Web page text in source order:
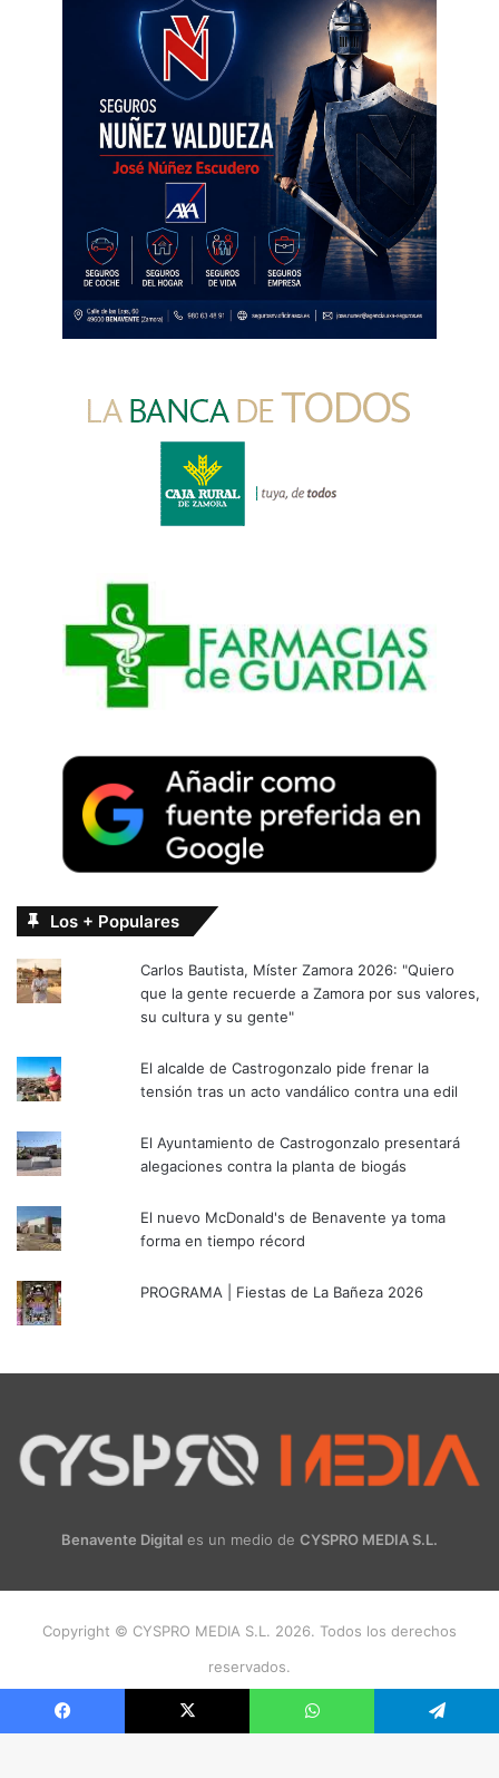
Los + Populares
Carlos Bautista, Míster Zamora 2026: "Quiero
que la gente recuerde a Zamora por sus valores,
su cultura y su gente"
El alcalde de Castrogonzalo pide frenar la
tensión tras un acto vandálico contra una edil
El Ayuntamiento de Castrogonzalo presentará
alegaciones contra la planta de biogás
El nuevo McDonald's de Benavente ya toma
forma en tiempo récord
PROGRAMA | Fiestas de La Bañeza 2026
Benavente Digital es un medio de CYSPRO MEDIA S.L.
Copyright © CYSPRO MEDIA S.L. 2026. Todos los derechos
reservados.
Instagram
Facebook X WhatsApp Telegram